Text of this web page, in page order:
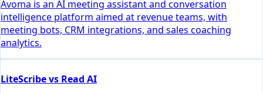
Avoma is an AI meeting assistant and conversation
intelligence platform aimed at revenue teams, with
meeting bots, CRM integrations, and sales coaching
analytics.
LiteScribe vs Read AI